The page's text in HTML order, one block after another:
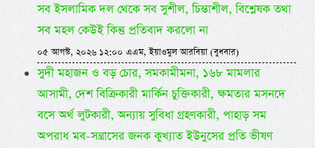
সব ইসলামিক দল থেকে সব সুশীল, চিন্তাশীল, বিশ্লেষক তথা
সব মহল কেউই কিন্তু প্রতিবাদ করলো না
০৫ আগস্ট, ২০২৬ ১২:০০ এএম, ইয়াওমুল আরবিয়া (বুধবার)
সুদী মহাজন ও বড় চোর, সমকামীমনা, ১৬৮ মামলার
আসামী, দেশ বিক্রিকারী মার্কিন চুক্তিকারী, ক্ষমতার মসনদে
বসে অর্থ লুটকারী, অন্যায় সুবিধা গ্রহণকারী, পাহাড় সম
অপরাধ মব-সন্ত্রাসের জনক কুখ্যাত ইউনুসের প্রতি ভীষণ